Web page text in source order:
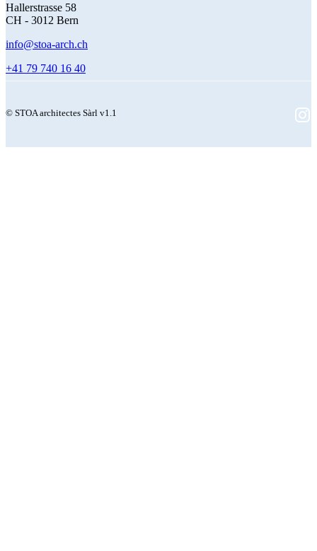
Hallerstrasse 58
CH - 3012 Bern
info@stoa-arch.ch
+41 79 740 16 40
© STOA architectes Sàrl v1.1